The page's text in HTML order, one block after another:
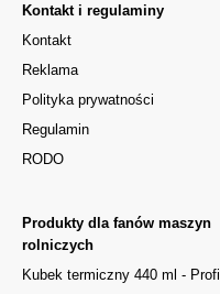
Kontakt i regulaminy
Kontakt
Reklama
Polityka prywatności
Regulamin
RODO
Produkty dla fanów maszyn
rolniczych
Kubek termiczny 440 ml - Profi